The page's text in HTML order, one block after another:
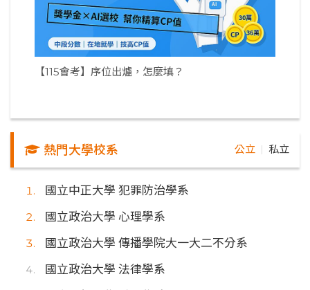
【115會考】序位出爐，怎麼填？
熱門大學校系 公立 私立
國立中正大學 犯罪防治學系
國立政治大學 心理學系
國立政治大學 傳播學院大一大二不分系
國立政治大學 法律學系